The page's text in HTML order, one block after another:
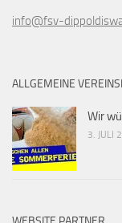
info@fsv-
ALLGEMEINE
Wir
3. JULI